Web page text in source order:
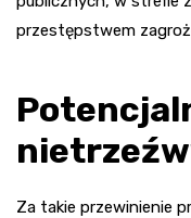
przestępstwem
Za takie przewinienie